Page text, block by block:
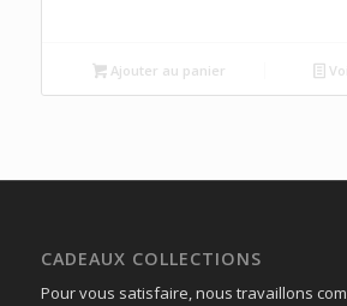
Ajouter au panier
CADEAUX COLLECTIONS
Pour vous satisfaire, nous travaillons